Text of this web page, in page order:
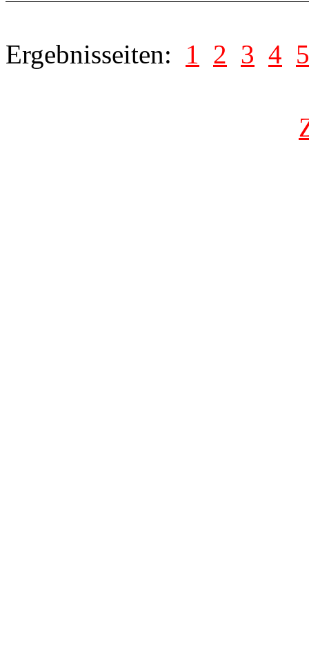
Ergebnisseiten: 1 2 3 4 5